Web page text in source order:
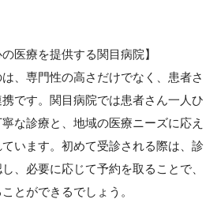
医療を提供する関目病院】
、専門性の高さだけでなく、患者さ
です。関目病院では患者さん一人ひ
な診療と、地域の医療ニーズに応え
います。初めて受診される際は、診
、必要に応じて予約を取ることで、
とができるでしょう。